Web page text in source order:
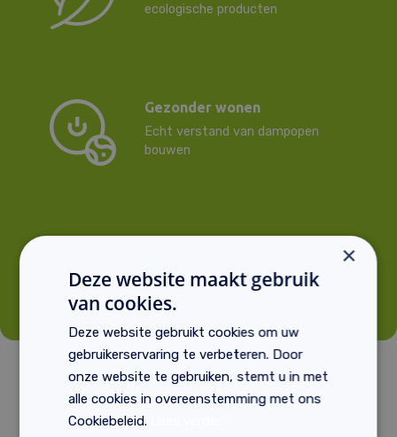
ecologische producten
Gezonder wonen
Echt verstand van dampopen
bouwen
oplossing
Onze merken:
×
Deze website maakt gebruik
van cookies.
Deze website gebruikt cookies om uw
gebruikerservaring te verbeteren. Door
onze website te gebruiken, stemt u in met
alle cookies in overeenstemming met ons
Cookiebeleid.